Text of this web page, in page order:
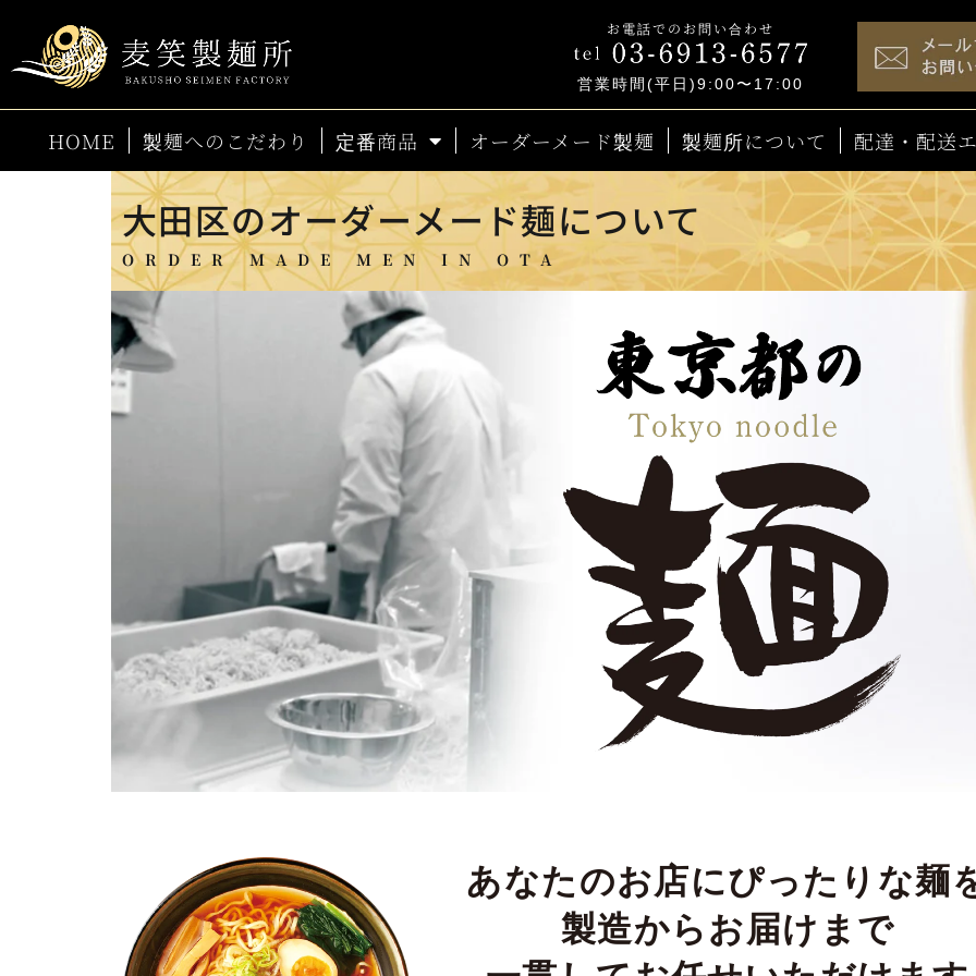
お電話でのお問い合わせ
営業時間(平日)9:00〜17:00
HOME 製麺へのこだわり 定番商品 オーダーメード製麺 製麺所について 配達・配送
大田区のオーダーメード麺について
ORDER MADE MEN IN OTA
あなたのお店にぴったりな麺
製造からお届けまで